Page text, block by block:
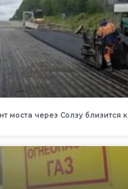
моста через Солзу близится к